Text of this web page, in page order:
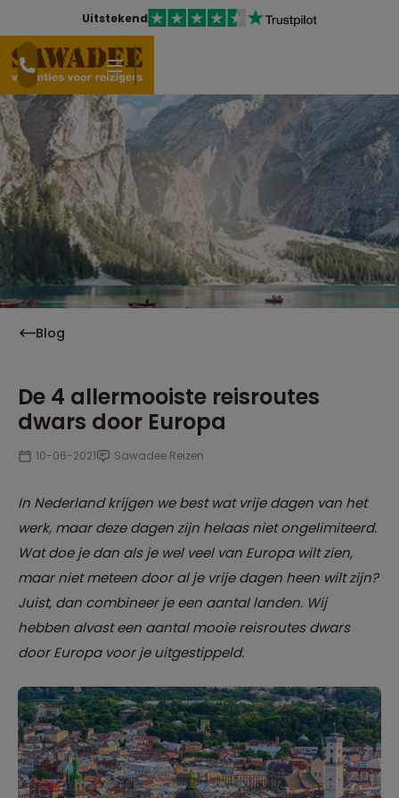
Uitstekend
Blog
De 4 allermooiste reisroutes
dwars door Europa
10-06-2021 Sawadee Reizen
In Nederland krijgen we best wat vrije dagen van het
werk, maar deze dagen zijn helaas niet ongelimiteerd.
Wat doe je dan als je wel veel van Europa wilt zien,
maar niet meteen door al je vrije dagen heen wilt zijn?
Juist, dan combineer je een aantal landen. Wij
hebben alvast een aantal mooie reisroutes dwars
door Europa voor je uitgestippeld.